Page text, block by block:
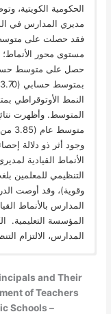
الحكومية الكويتية،
مديري المدارس في
مستوى محور الأنماط؛
المتوسط. وأظهرت
الأنماط القيادية
وقوية)، وقد أوصت
المدارس بالأنماط
المؤسسة التعليمية.
المدارس، الالتزام
and Their
of Teachers
– A field study on Kuwaiti Public Schools –